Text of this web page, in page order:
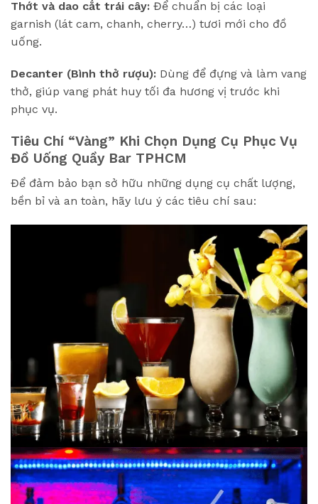
Thớt và dao cắt trái cây: Để chuẩn bị các loại
garnish (lát cam, chanh, cherry…) tươi mới cho đồ
uống.
Decanter (Bình thở rượu): Dùng để đựng và làm vang
thở, giúp vang phát huy tối đa hương vị trước khi
phục vụ.
Tiêu Chí “Vàng” Khi Chọn Dụng Cụ Phục Vụ
Đồ Uống Quầy Bar TPHCM
Để đảm bảo bạn sở hữu những dụng cụ chất lượng,
bền bỉ và an toàn, hãy lưu ý các tiêu chí sau: